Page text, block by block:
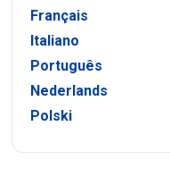
Français
Italiano
Português
Nederlands
Polski